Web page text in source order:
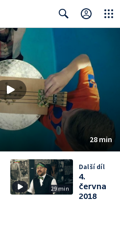
28 min
29 min
Další díl
4.
června
2018